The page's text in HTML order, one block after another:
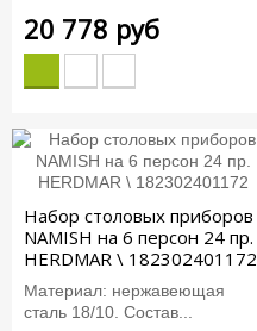
20 778 руб
Набор столовых приборов
NAMISH на 6 персон 24 пр.
HERDMAR \ 182302401172
Материал: нержавеющая
сталь 18/10. Состав...